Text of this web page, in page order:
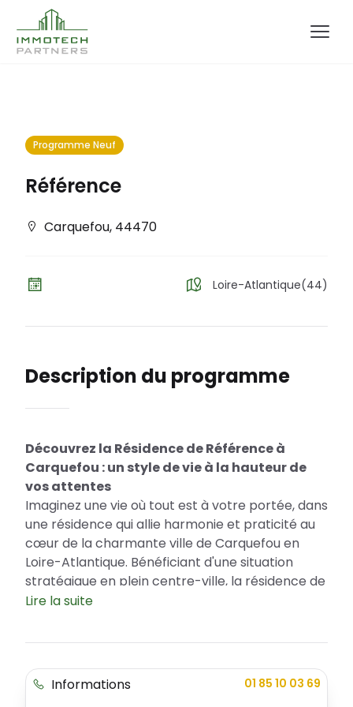
Programme Neuf
Référence
Carquefou, 44470
Loire-Atlantique(44)
Description du programme
Découvrez la Résidence de Référence à
Carquefou : un style de vie à la hauteur de
vos attentes
Imaginez une vie où tout est à votre portée, dans
une résidence qui allie harmonie et praticité au
cœur de la charmante ville de Carquefou en
Loire-Atlantique. Bénéficiant d'une situation
stratégique en plein centre-ville, la résidence de
Référence est une oasis de confort et offre un
profitez de l’accessibilité financière offerte par
plus qu'un simple projet immobilier, c'est une
œuvre d'art architecturale qui incarne l'audace,
Lire la suite
Informations 01 85 10 03 69